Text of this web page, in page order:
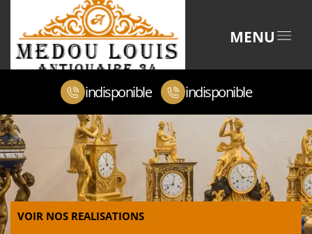
MENU
indisponible indisponible
VOIR NOS REALISATIONS